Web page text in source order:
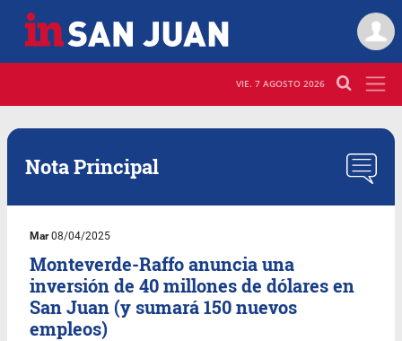
VIE. 7 AGOSTO 2026
Nota Principal
Mar08/04/2025
Monteverde-Raffo anuncia una
inversión de 40 millones de dólares en
San Juan (y sumará 150 nuevos
empleos)